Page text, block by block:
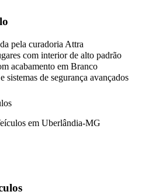
pela curadoria Attra
com interior de alto padrão
acabamento em Branco
sistemas de segurança avançados
em Uberlândia-MG